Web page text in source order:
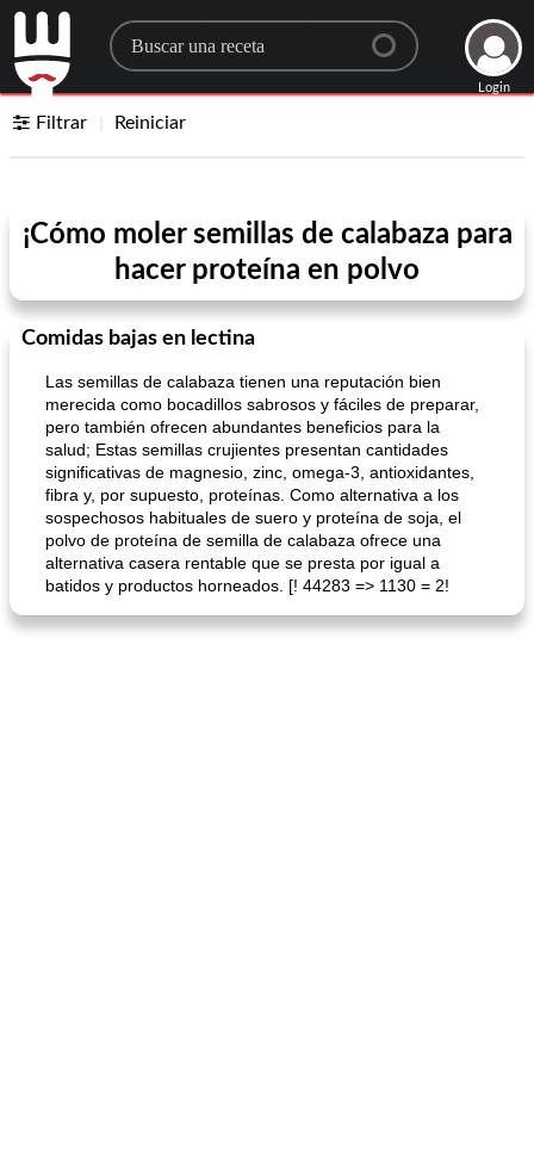
Search for a recipe
Login
Filtrar Reiniciar
¡Cómo moler semillas de calabaza para
hacer proteína en polvo
Comidas bajas en lectina
Las semillas de calabaza tienen una reputación bien
merecida como bocadillos sabrosos y fáciles de preparar,
pero también ofrecen abundantes beneficios para la
salud; Estas semillas crujientes presentan cantidades
significativas de magnesio, zinc, omega-3, antioxidantes,
fibra y, por supuesto, proteínas. Como alternativa a los
sospechosos habituales de suero y proteína de soja, el
polvo de proteína de semilla de calabaza ofrece una
alternativa casera rentable que se presta por igual a
batidos y productos horneados. [! 44283 => 1130 = 2!